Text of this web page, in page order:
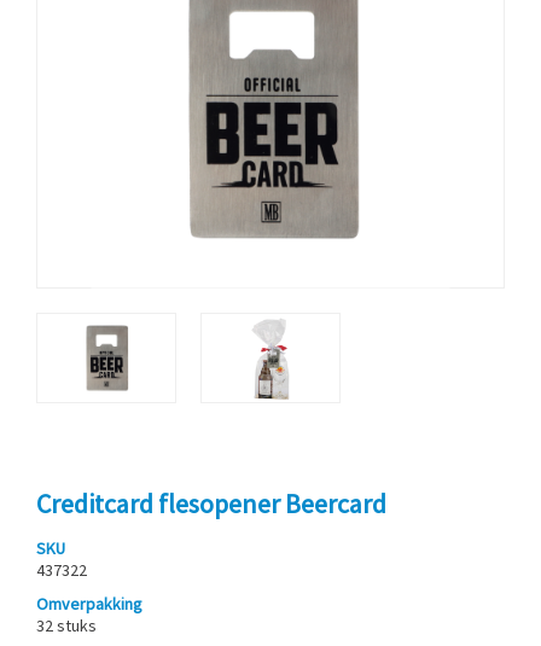
Creditcard flesopener Beercard
SKU
437322
Omverpakking
32 stuks